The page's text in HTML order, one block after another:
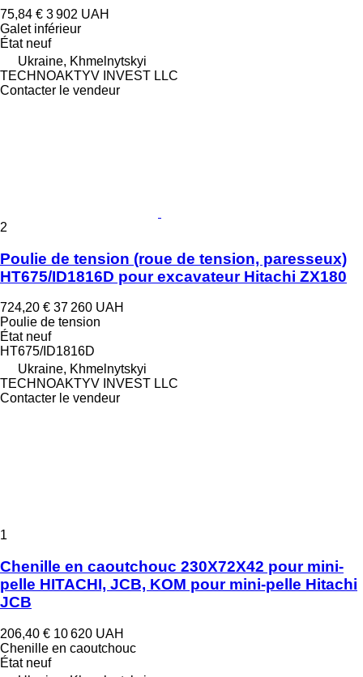
75,84 € 3 902 UAH
Galet inférieur
Étatneuf
Ukraine, Khmelnytskyi
TECHNOAKTYV INVEST LLC
Contacter le vendeur
2
Poulie de tension (roue de tension, paresseux)
HT675/ID1816D pour excavateur Hitachi ZX180
724,20 € 37 260 UAH
Poulie de tension
Étatneuf
HT675/ID1816D
Ukraine, Khmelnytskyi
TECHNOAKTYV INVEST LLC
Contacter le vendeur
1
Chenille en caoutchouc 230X72X42 pour mini-
pelle HITACHI, JCB, KOM pour mini-pelle Hitachi
JCB
206,40 € 10 620 UAH
Chenille en caoutchouc
Étatneuf